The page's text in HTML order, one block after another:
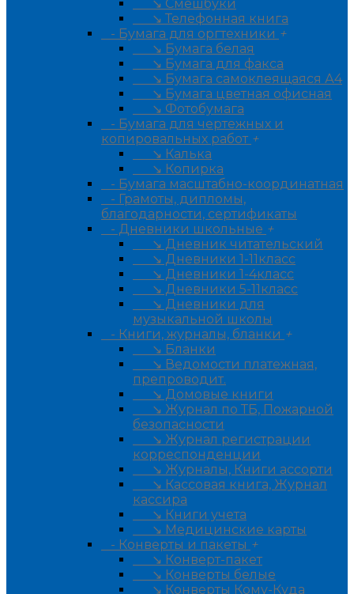
↘ Смешбуки
↘ Телефонная книга
- Бумага для оргтехники +
↘ Бумага белая
↘ Бумага для факса
↘ Бумага самоклеящаяся А4
↘ Бумага цветная офисная
↘ Фотобумага
- Бумага для чертежных и
копировальных работ +
↘ Калька
↘ Копирка
- Бумага масштабно-координатная
- Грамоты, дипломы,
благодарности, сертификаты
- Дневники школьные +
↘ Дневник читательский
↘ Дневники 1-11класс
↘ Дневники 1-4класс
↘ Дневники 5-11класс
↘ Дневники для
музыкальной школы
- Книги, журналы, бланки +
↘ Бланки
↘ Ведомости платежная,
препроводит.
↘ Домовые книги
↘ Журнал по ТБ, Пожарной
безопасности
↘ Журнал регистрации
корреспонденции
↘ Журналы, Книги ассорти
↘ Кассовая книга, Журнал
кассира
↘ Книги учета
↘ Медицинские карты
- Конверты и пакеты +
↘ Конверт-пакет
↘ Конверты белые
↘ Конверты Кому-Куда